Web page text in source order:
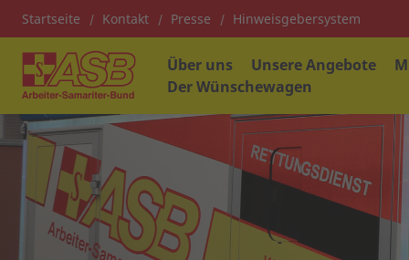
Startseite Kontakt Presse Hinweisgebersystem
Über uns Unsere Angebote
Der Wünschewagen